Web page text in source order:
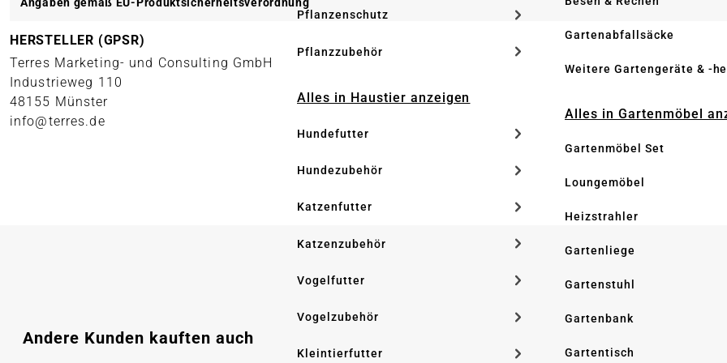
Pflanzenschutz
Pflanzzubehör
Alles in Haustier anzeigen
Hundefutter
Hundezubehör
Katzenfutter
Katzenzubehör
Vogelfutter
Vogelzubehör
Kleintierfutter
Gartenabfallsäcke
Weitere Gartengeräte & -
Alles in Gartenmöbel
Gartenmöbel Set
Loungemöbel
Heizstrahler
Gartenliege
Gartenstuhl
Gartenbank
Gartentisch
HERSTELLER (GPSR)
Terres Marketing- und Consulting GmbH
Industrieweg 110
48155 Münster
info@terres.de
Produktgalerie überspringen
Andere Kunden kauften auch